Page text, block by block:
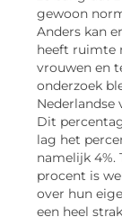
gewoon
Anders kan
heeft ruimte
vrouwen en
onderzoek
Dit
lag het
namelijk 4%.
procent is
over hun
een heel